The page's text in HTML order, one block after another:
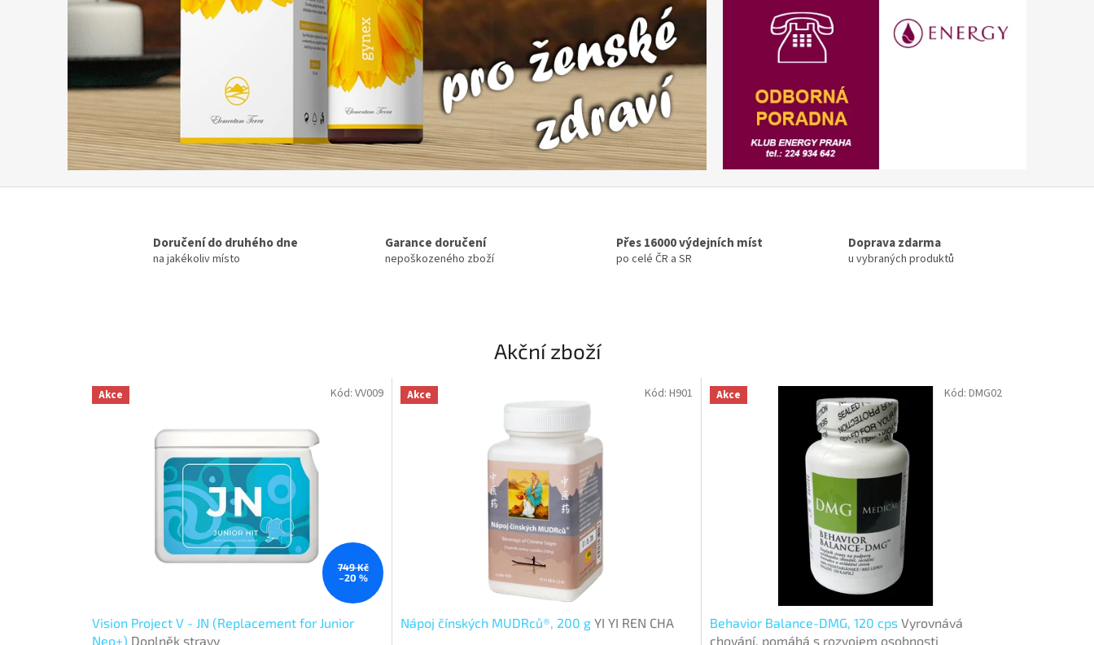
g
u
z
d
r
a
Doručení do druhého dne
na jakékoliv místo
Garance doručení
nepoškozeného zboží
Přes 16000 výdejních míst
po celé ČR a SR
Doprava zdarma
u vybraných produktů
Akční zboží
Akce
749 Kč
–20 %
Vision Project V - JN (Replacement for Junior
Neo+) Doplněk stravy
Kód:VV009 Akce
Nápoj čínských MUDRců®, 200 gYI YI REN CHA
Kód: H901 Akce
Behavior Balance-DMG, 120 cps Vyrovnává
chování, pomáhá s rozvojem osobnosti
Kód: DMG02